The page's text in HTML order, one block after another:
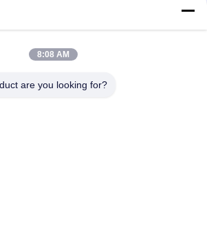
resistenza speciale che imbussola
che lubrifica bronzina
Bearing Self che lubrifica boccola bronzea
8:08 AM
are you looking for?